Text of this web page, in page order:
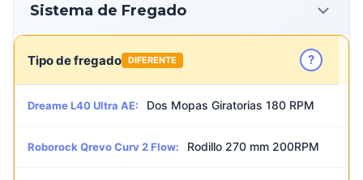
Sistema de Fregado
Tipo de fregado DIFERENTE ?
Dreame L40 Ultra AE: Dos Mopas Giratorias 180 RPM
Roborock Qrevo Curv 2 Flow: Rodillo 270 mm 200RPM